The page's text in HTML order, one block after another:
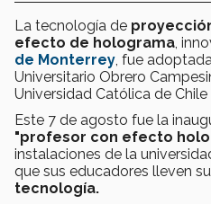
La tecnología de
efecto de holograma ,
de Monterrey , fue
Universitario Obrero
Universidad Católica de Chile
Este 7 de agosto fue la
"profesor con efecto
instalaciones de la
que sus educadores lleven
tecnología.